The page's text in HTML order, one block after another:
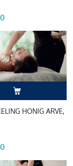
HONIG ARVE,